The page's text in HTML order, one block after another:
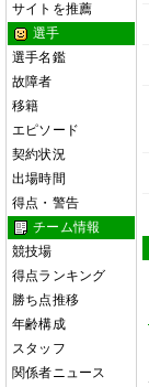
サイトを推薦
選手
選手名鑑
故障者
移籍
エピソード
契約状況
出場時間
得点・警告
チーム情報
競技場
得点ランキング
勝ち点推移
年齢構成
スタッフ
関係者ニュース